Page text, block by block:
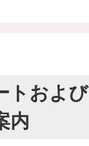
トおよ
内